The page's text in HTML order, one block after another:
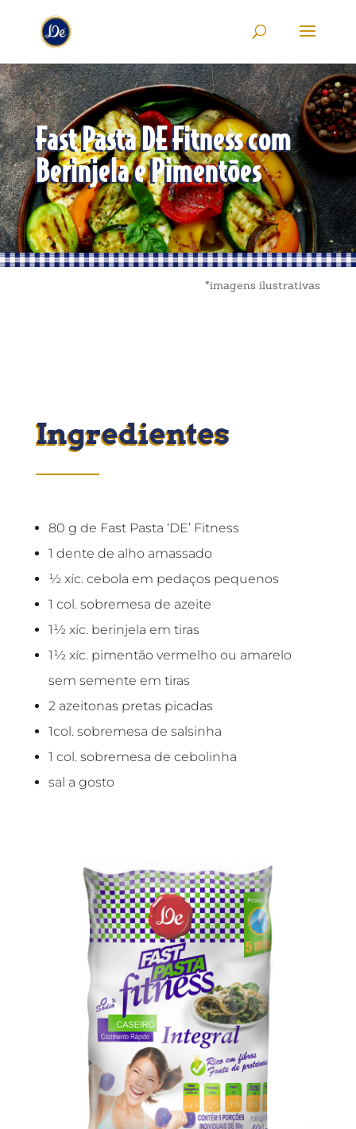
Fast Pasta DE Fitness com
Berinjela e Pimentões
*imagens ilustrativas
Ingredientes
80 g de Fast Pasta ‘DE’ Fitness
1 dente de alho amassado
½ xíc. cebola em pedaços pequenos
1 col. sobremesa de azeite
1½ xíc. berinjela em tiras
1½ xíc. pimentão vermelho ou amarelo
sem semente em tiras
2 azeitonas pretas picadas
1col. sobremesa de salsinha
1 col. sobremesa de cebolinha
sal a gosto